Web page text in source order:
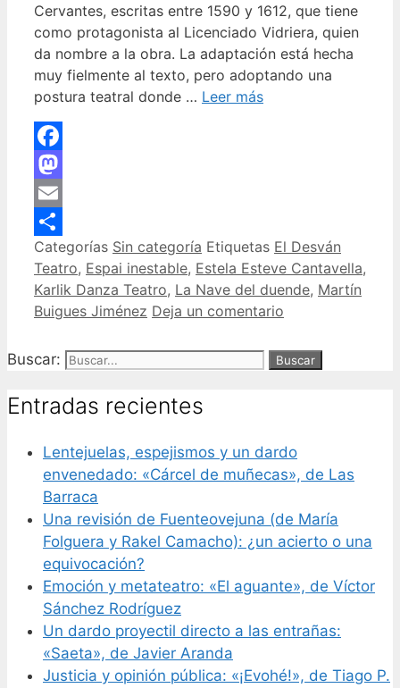
Cervantes, escritas entre 1590 y 1612, que tiene
como protagonista al Licenciado Vidriera, quien
da nombre a la obra. La adaptación está hecha
muy fielmente al texto, pero adoptando una
postura teatral donde … Leer más
Facebook
Mastodon
Email
Compartir
Categorías Sin categoría Etiquetas El Desván
Teatro, Espai inestable, Estela Esteve Cantavella,
Karlik Danza Teatro, La Nave del duende, Martín
Buigues Jiménez Deja un comentario
Buscar:
Entradas recientes
Lentejuelas, espejismos y un dardo
envenedado: «Cárcel de muñecas», de Las
Barraca
Una revisión de Fuenteovejuna (de María
Folguera y Rakel Camacho): ¿un acierto o una
equivocación?
Emoción y metateatro: «El aguante», de Víctor
Sánchez Rodríguez
Un dardo proyectil directo a las entrañas:
«Saeta», de Javier Aranda
Justicia y opinión pública: «¡Evohé!», de Tiago P.